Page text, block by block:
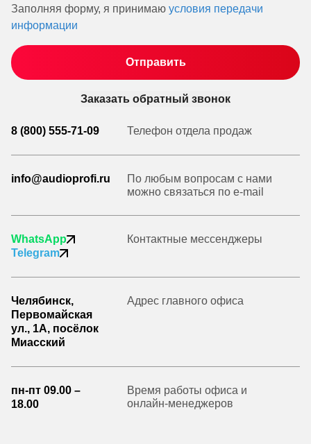
Заполняя форму, я принимаю условия передачи
информации
Заказать обратный звонок
8 (800) 555-71-09 Телефон отдела продаж
info@audioprofi.ru
По любым вопросам с нами
можно связаться по e-mail
WhatsApp
Telegram
Контактные мессенджеры
Челябинск,
Первомайская
ул., 1А, посёлок
Миасский
Адрес главного офиса
пн-пт 09.00 –
18.00
Время работы офиса и
онлайн-менеджеров